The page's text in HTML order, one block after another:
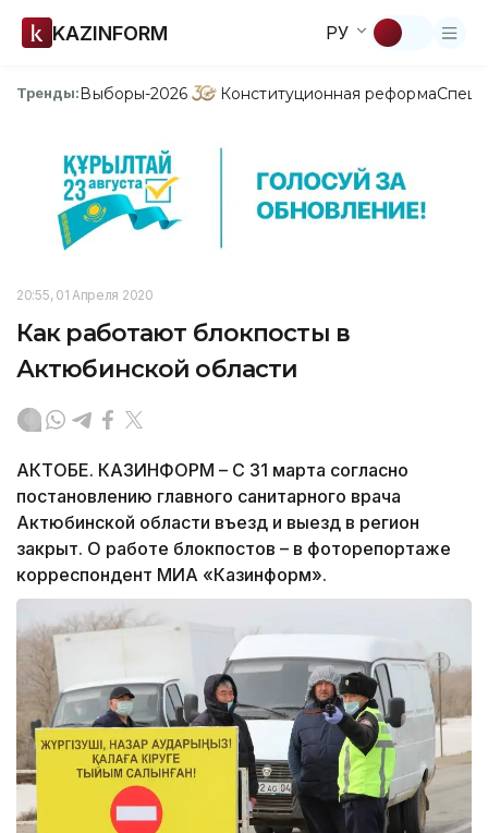
KAZINFORM РУ
Тренды:Выборы-2026 Конституционная реформа
20:55, 01 Апреля 2020
Как работают блокпосты в
Актюбинской области
АКТОБЕ. КАЗИНФОРМ – С 31 марта согласно
постановлению главного санитарного врача
Актюбинской области въезд и выезд в регион
закрыт. О работе блокпостов – в фоторепортаже
корреспондент МИА «Казинформ».